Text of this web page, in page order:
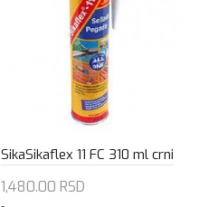
SikaSikaflex 11 FC 310 ml crni
1,480.00 RSD